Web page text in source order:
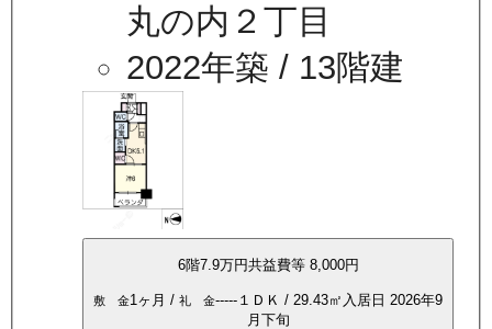
丸の内２丁目
2022年築 / 13階建
6階7.9万円共益費等 8,000円
敷 金1ヶ月 / 礼 金----- １ＤＫ / 29.43㎡ 入居日 2026年9
月下旬